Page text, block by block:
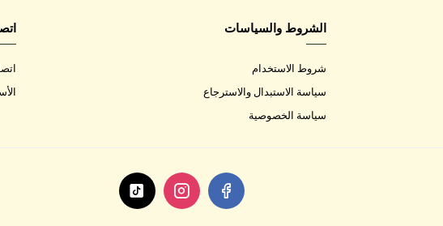
الشروط والسياسات
شروط الاستخدام
سياسة الاستبدال والاسترجاع
سياسة الخصوصية